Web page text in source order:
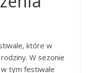
które w
W sezonie
tym festiwale